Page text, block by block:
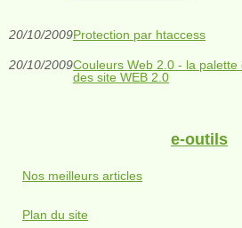
20/10/2009Protection par htaccess
20/10/2009Couleurs Web 2.0 - la palette
des site WEB 2.0
e-outils
Nos meilleurs articles
Plan du site